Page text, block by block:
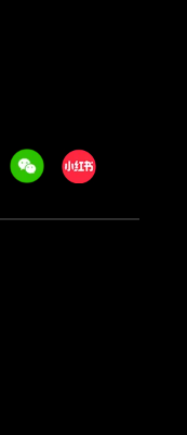
WeechatXiaohongshu/